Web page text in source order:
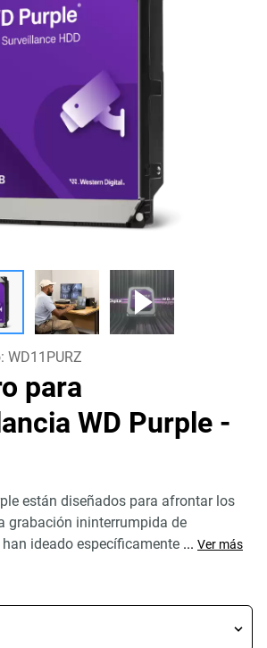
WD11PURZ
para
WD Purple -
están diseñados para afrontar los
grabación ininterrumpida de
ideado específicamente ... Ver más